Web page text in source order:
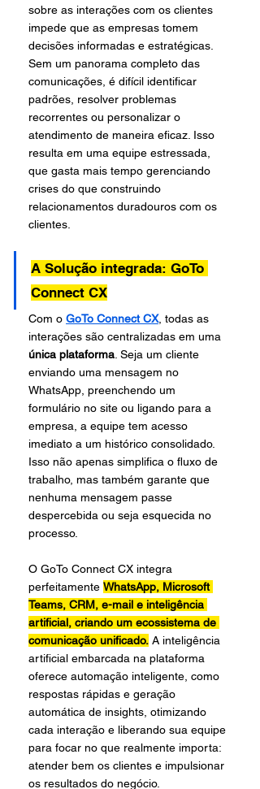
sobre as interações com os clientes
impede que as empresas tomem
decisões informadas e estratégicas.
Sem um panorama completo das
comunicações, é difícil identificar
padrões, resolver problemas
recorrentes ou personalizar o
atendimento de maneira eficaz. Isso
resulta em uma equipe estressada,
que gasta mais tempo gerenciando
crises do que construindo
relacionamentos duradouros com os
clientes.
A Solução integrada: GoTo
Connect CX
Com o GoTo Connect CX, todas as
interações são centralizadas em uma
única plataforma . Seja um cliente
enviando uma mensagem no
WhatsApp, preenchendo um
formulário no site ou ligando para a
empresa, a equipe tem acesso
imediato a um histórico consolidado.
Isso não apenas simplifica o fluxo de
trabalho, mas também garante que
nenhuma mensagem passe
despercebida ou seja esquecida no
processo.
O GoTo Connect CX integra
perfeitamente WhatsApp, Microsoft
Teams, CRM, e-mail e inteligência
artificial, criando um ecossistema de
comunicação unificado. A inteligência
artificial embarcada na plataforma
oferece automação inteligente, como
respostas rápidas e geração
automática de insights, otimizando
cada interação e liberando sua equipe
para focar no que realmente importa:
atender bem os clientes e impulsionar
os resultados do negócio.